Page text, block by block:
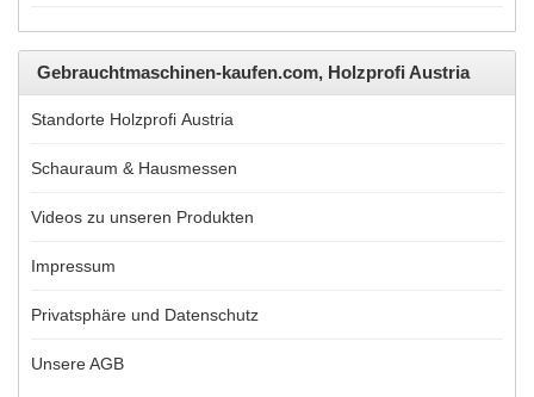
Gebrauchtmaschinen-kaufen.com, Holzprofi Austria
Standorte Holzprofi Austria
Schauraum & Hausmessen
Videos zu unseren Produkten
Impressum
Privatsphäre und Datenschutz
Unsere AGB